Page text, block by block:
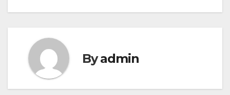
Byadmin